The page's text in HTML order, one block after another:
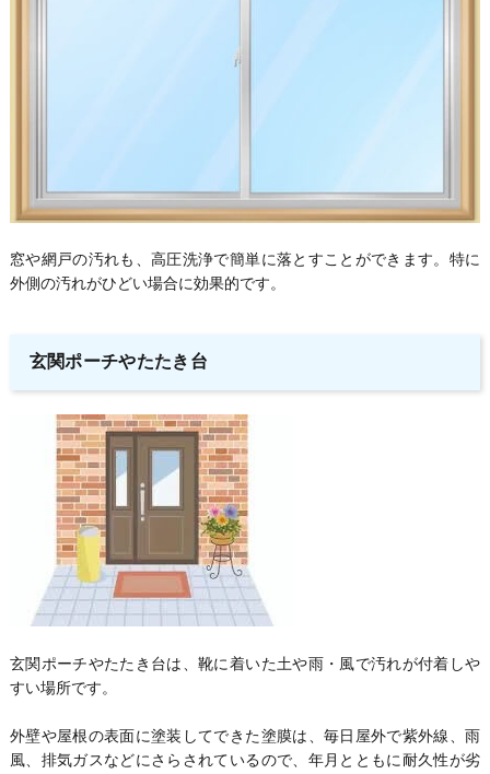
窓や網戸の汚れも、高圧洗浄で簡単に落とすことができます。特に
外側の汚れがひどい場合に効果的です。
玄関ポーチやたたき台
玄関ポーチやたたき台は、靴に着いた土や雨・風で汚れが付着しや
すい場所です。
外壁や屋根の表面に塗装してできた塗膜は、毎日屋外で紫外線、雨
風、排気ガスなどにさらされているので、年月とともに耐久性が劣